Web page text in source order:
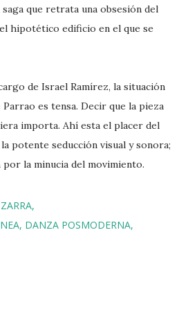
que retrata una obsesión del
hipotético edificio en el que se
de Israel Ramírez, la situación
es tensa. Decir que la pieza
importa. Ahí esta el placer del
potente seducción visual y sonora;
por la minucia del movimiento.
DANZA POSMODERNA